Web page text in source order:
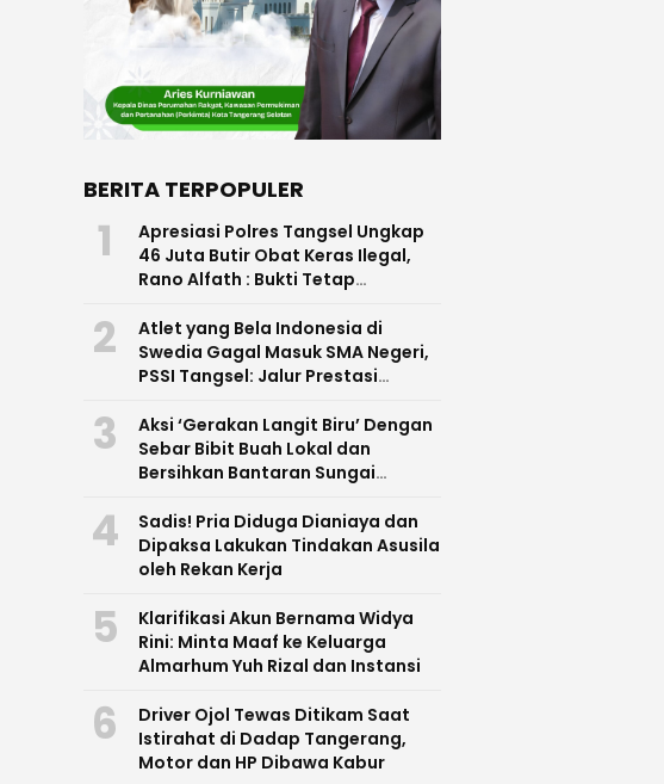
BERITA TERPOPULER
1
Apresiasi Polres Tangsel Ungkap
46 Juta Butir Obat Keras Ilegal,
Rano Alfath : Bukti Tetap
2
Atlet yang Bela Indonesia di
Swedia Gagal Masuk SMA Negeri,
PSSI Tangsel: Jalur Prestasi
3
Aksi ‘Gerakan Langit Biru’ Dengan
Sebar Bibit Buah Lokal dan
Bersihkan Bantaran Sungai
4
Sadis! Pria Diduga Dianiaya dan
Dipaksa Lakukan Tindakan Asusila
oleh Rekan Kerja
5
Klarifikasi Akun Bernama Widya
Rini: Minta Maaf ke Keluarga
Almarhum Yuh Rizal dan Instansi
6
Driver Ojol Tewas Ditikam Saat
Istirahat di Dadap Tangerang,
Motor dan HP Dibawa Kabur